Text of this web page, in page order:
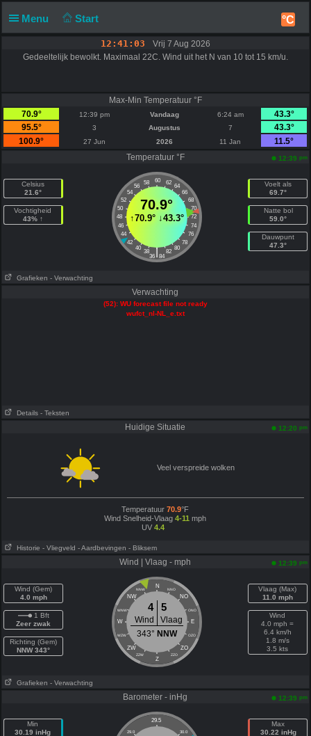
Menu Start °C
12:41:03
Vrij 7 Aug 2026
Gedeeltelijk bewolkt. Maximaal 22C. Wind uit het N van 10 tot 15 km/u.
Max-Min Temperatuur °F
70.9°
12:39 pm Vandaag 6:24 am
43.3°
95.5°
3 Augustus 7
43.3°
100.9°
27 Jun 2026 11 Jan
11.5°
Temperatuur °F
12:39 pm
Celsius
21.6°
Vochtigheid
43% ↑
60
58 62
56
64
54
66
52
68
50
70
48
72
46
74
44
76
42
78
40
80
38 82
|
36 84
70.9°
↑70.9°↓43.3°
Voelt als
69.7°
Natte bol
59.0°
Dauwpunt
47.3°
Grafieken - Verwachting
Verwachting
(52): WU forecast file not ready
wufct_nl-NL_e.txt
Details - Teksten
Huidige Situatie 12:20 pm
Veel verspreide wolken
Temperatuur70.9°F
Wind Snelheid-Vlaag 4-11 mph
UV4.4
Historie - Vliegveld - Aardbevingen - Bliksem
Wind | Vlaag - mph 12:39 pm
Wind (Gem)
4.0 mph
1 Bft
Zeer zwak
Richting (Gem)
NNW 343°
N
NNW NNO
NW NO
WNW ONO
W E
WZW OZO
ZW ZO
ZZW ZZO
Z
4 5
Wind
Vlaag
343° NNW
Vlaag (Max)
11.0 mph
Wind
4.0 mph =
6.4 km/h
1.8 m/s
3.5 kts
Grafieken - Verwachting
Barometer - inHg 12:39 pm
Min
30.19 inHg
29.5
29.0 30.0
Max
30.22 inHg